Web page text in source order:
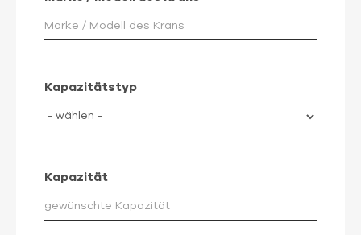
Kapazitätstyp
Kapazität